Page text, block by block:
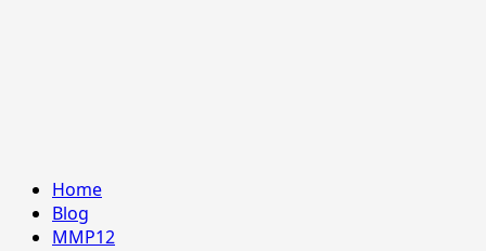
Home
Blog
MMP12